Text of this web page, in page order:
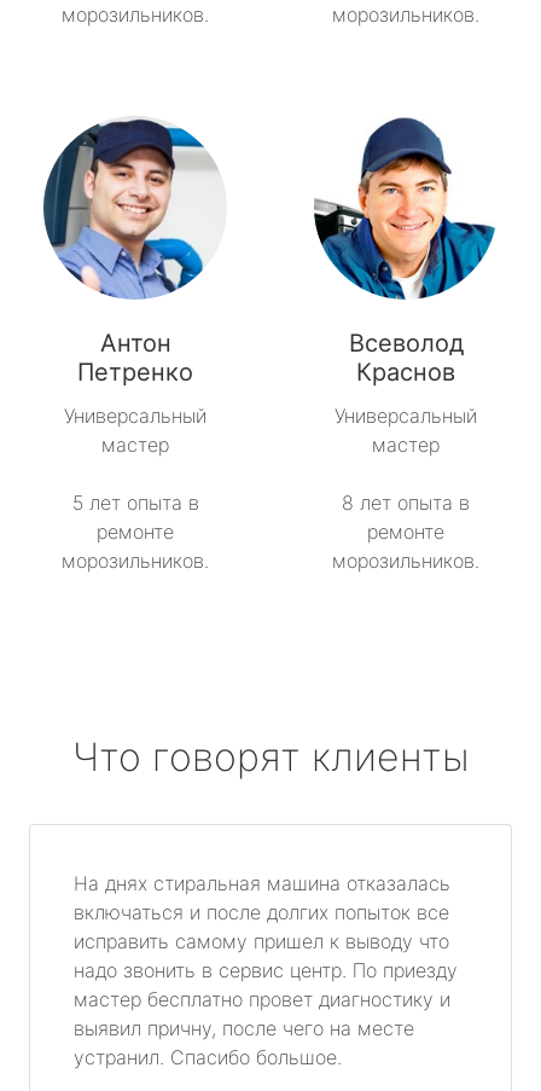
морозильников.
морозильников.
Антон
Петренко
Универсальный
мастер
5 лет опыта в
ремонте
морозильников.
Всеволод
Краснов
Универсальный
мастер
8 лет опыта в
ремонте
морозильников.
Что говорят клиенты
На днях стиральная машина отказалась
включаться и после долгих попыток все
исправить самому пришел к выводу что
надо звонить в сервис центр. По приезду
мастер бесплатно провет диагностику и
выявил причну, после чего на месте
устранил. Спасибо большое.